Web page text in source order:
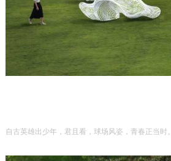
自古英雄出少年，君且看，球场风姿，青春正当时。